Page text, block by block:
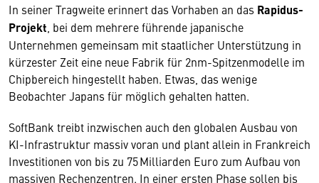
In seiner Tragweite erinnert das Vorhaben an das Rapidus-
Projekt , bei dem mehrere führende japanische
Unternehmen gemeinsam mit staatlicher Unterstützung in
kürzester Zeit eine neue Fabrik für 2nm-Spitzenmodelle im
Chipbereich hingestellt haben. Etwas, das wenige
Beobachter Japans für möglich gehalten hatten.
SoftBank treibt inzwischen auch den globalen Ausbau von
KI-Infrastruktur massiv voran und plant allein in Frankreich
Investitionen von bis zu 75 Milliarden Euro zum Aufbau von
massiven Rechenzentren. In einer ersten Phase sollen bis